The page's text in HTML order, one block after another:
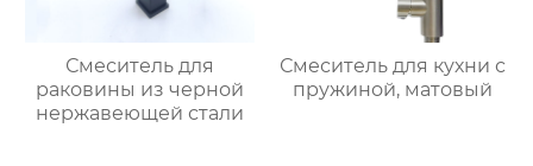
Смеситель для
раковины из черной
нержавеющей стали
Смеситель для кухни с
пружиной, матовый